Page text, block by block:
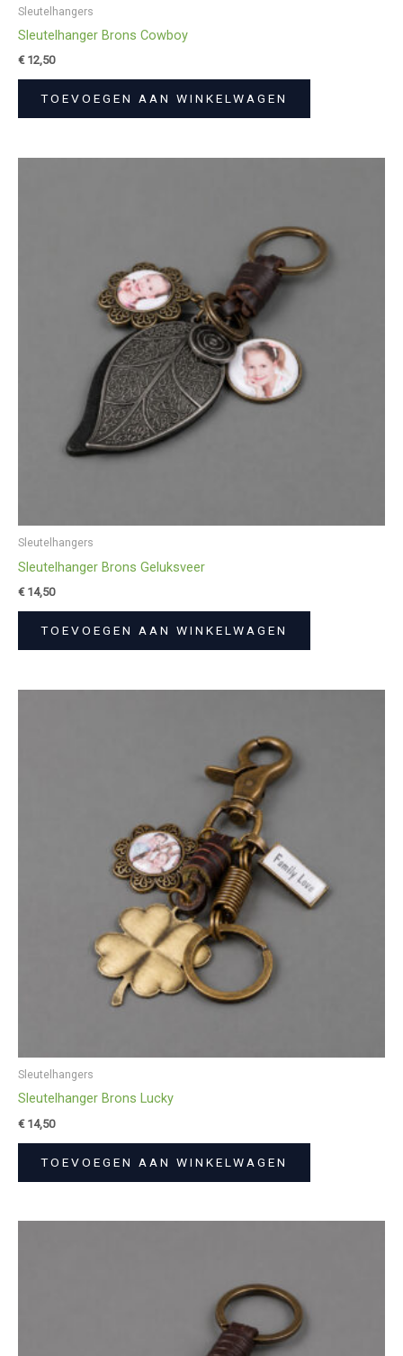
Sleutelhangers
Sleutelhanger Brons Cowboy
€12,50
TOEVOEGEN AAN WINKELWAGEN
Sleutelhangers
Sleutelhanger Brons Geluksveer
€14,50
TOEVOEGEN AAN WINKELWAGEN
Sleutelhangers
Sleutelhanger Brons Lucky
€14,50
TOEVOEGEN AAN WINKELWAGEN